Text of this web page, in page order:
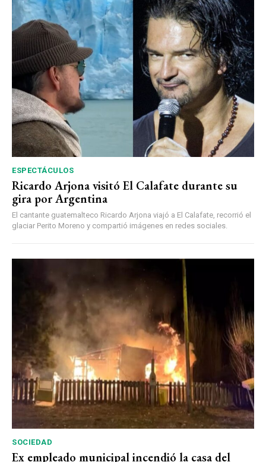
ESPECTÁCULOS
Ricardo Arjona visitó El Calafate durante su
gira por Argentina
El cantante guatemalteco Ricardo Arjona viajó a El Calafate, recorrió el
glaciar Perito Moreno y compartió imágenes en redes sociales.
SOCIEDAD
Ex empleado municipal incendió la casa del